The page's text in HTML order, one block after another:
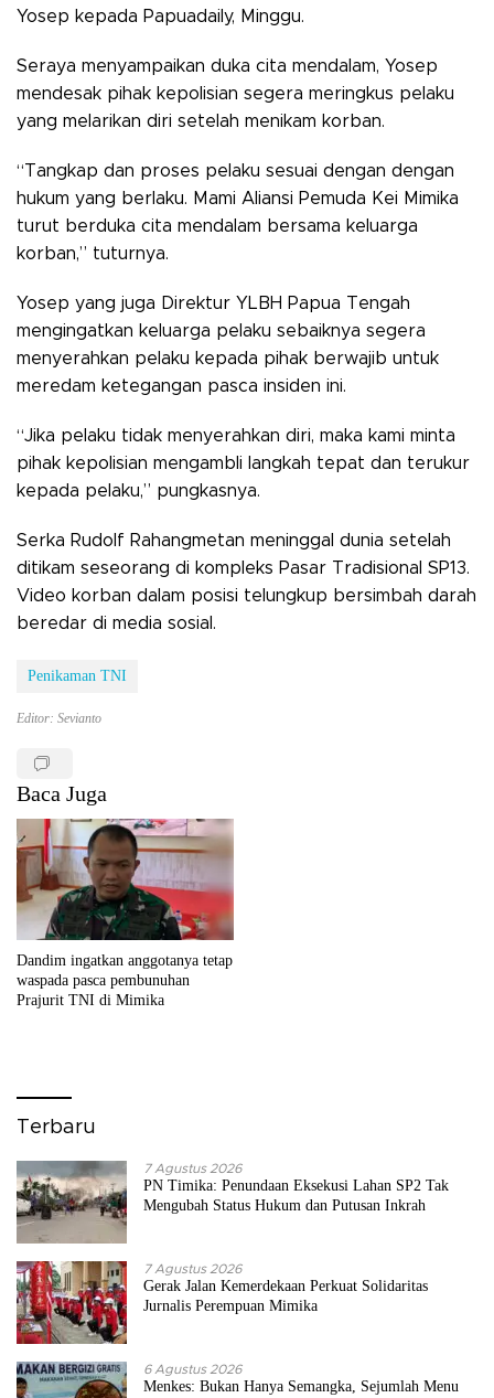
Yosep kepada Papuadaily, Minggu.
Seraya menyampaikan duka cita mendalam, Yosep
mendesak pihak kepolisian segera meringkus pelaku
yang melarikan diri setelah menikam korban.
“Tangkap dan proses pelaku sesuai dengan dengan
hukum yang berlaku. Mami Aliansi Pemuda Kei Mimika
turut berduka cita mendalam bersama keluarga
korban,” tuturnya.
Yosep yang juga Direktur YLBH Papua Tengah
mengingatkan keluarga pelaku sebaiknya segera
menyerahkan pelaku kepada pihak berwajib untuk
meredam ketegangan pasca insiden ini.
“Jika pelaku tidak menyerahkan diri, maka kami minta
pihak kepolisian mengambli langkah tepat dan terukur
kepada pelaku,” pungkasnya.
Serka Rudolf Rahangmetan meninggal dunia setelah
ditikam seseorang di kompleks Pasar Tradisional SP13.
Video korban dalam posisi telungkup bersimbah darah
beredar di media sosial.
Penikaman TNI
Editor: Sevianto
Baca Juga
Dandim ingatkan anggotanya tetap
waspada pasca pembunuhan
Prajurit TNI di Mimika
Terbaru
7 Agustus 2026
PN Timika: Penundaan Eksekusi Lahan SP2 Tak
Mengubah Status Hukum dan Putusan Inkrah
7 Agustus 2026
Gerak Jalan Kemerdekaan Perkuat Solidaritas
Jurnalis Perempuan Mimika
6 Agustus 2026
Menkes: Bukan Hanya Semangka, Sejumlah Menu